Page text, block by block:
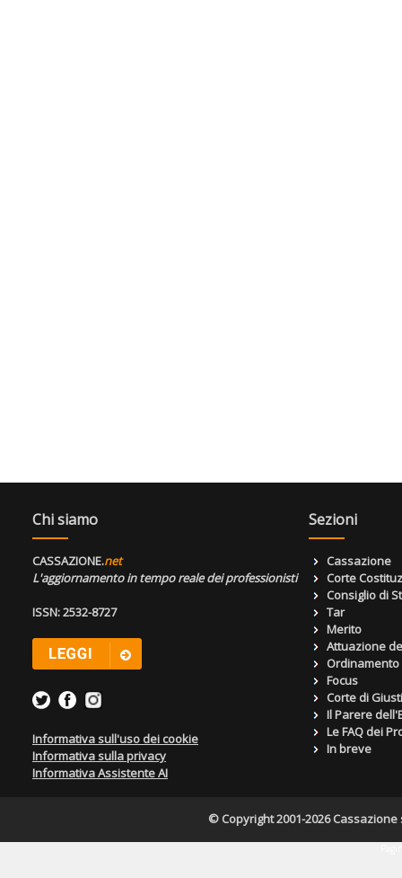
Chi siamo
CASSAZIONE.net
L'aggiornamento in tempo reale dei professionisti
ISSN: 2532-8727
Informativa sull'uso dei cookie
Informativa sulla privacy
Informativa Assistente AI
Sezioni
Cassazione
Corte
Consiglio di
Tar
Merito
Attuazione
Focus
Corte di
Il Parere
Le FAQ dei
In breve
© Copyright 2001-2026 Cassazione